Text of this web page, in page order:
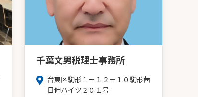
千葉文男税理士事務所
台東区駒形１－１２－１０駒形茜
日伸ハイツ２０１号